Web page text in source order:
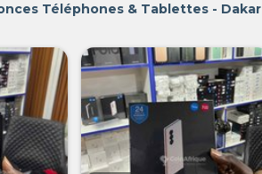
Téléphones & Tablettes - Dakar